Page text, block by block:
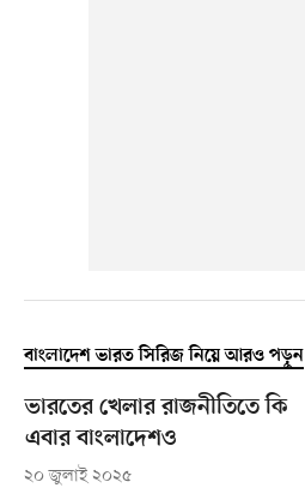
বাংলাদেশ ভারত সিরিজ নিয়ে আরও পড়ুন
ভারতের খেলার রাজনীতিতে কি
এবার বাংলাদেশও
২০ জুলাই ২০২৫